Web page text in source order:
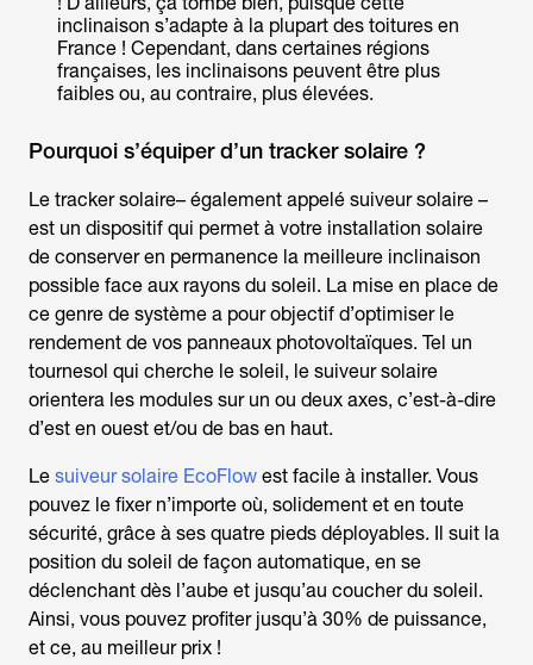
inclinaison s’adapte à la plupart des toitures en
France ! Cependant, dans certaines régions
françaises, les inclinaisons peuvent être plus
Pourquoi s’équiper d’un tracker solaire ?
Le tracker solaire– également appelé suiveur solaire –
est un dispositif qui permet à votre installation solaire
de conserver en permanence la meilleure inclinaison
possible face aux rayons du soleil. La mise en place de
ce genre de système a pour objectif d’optimiser le
rendement de vos panneaux photovoltaïques. Tel un
tournesol qui cherche le soleil, le suiveur solaire
orientera les modules sur un ou deux axes, c’est-à-dire
d’est en ouest et/ou de bas en haut.
Le suiveur solaire EcoFlow est facile à installer. Vous
pouvez le fixer n’importe où, solidement et en toute
sécurité, grâce à ses quatre pieds déployables. Il suit la
position du soleil de façon automatique, en se
déclenchant dès l’aube et jusqu’au coucher du soleil.
Ainsi, vous pouvez profiter jusqu’à 30% de puissance,
et ce, au meilleur prix !